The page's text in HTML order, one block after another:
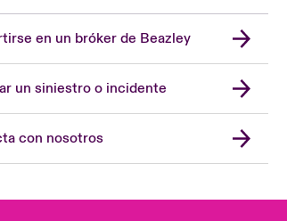
en un bróker de Beazley
un siniestro o incidente
con nosotros